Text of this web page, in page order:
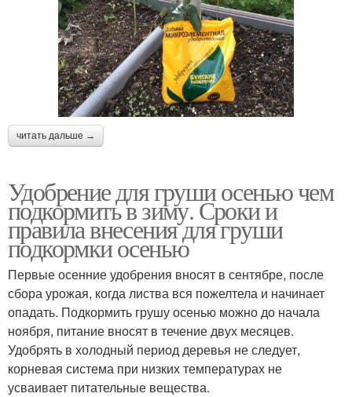
читать дальше →
Удобрение для груши осенью чем
подкормить в зиму. Сроки и
правила внесения для груши
подкормки осенью
Первые осенние удобрения вносят в сентябре, после
сбора урожая, когда листва вся пожелтела и начинает
опадать. Подкормить грушу осенью можно до начала
ноября, питание вносят в течение двух месяцев.
Удобрять в холодный период деревья не следует,
корневая система при низких температурах не
усваивает питательные вещества.